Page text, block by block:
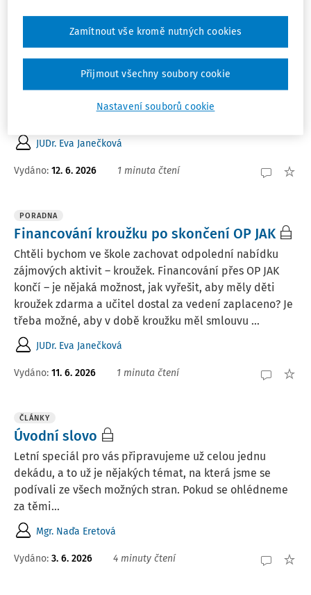
školní akcí, právo žáka
Žák nemohl absolvovat závěrečný písemný test z
důvodu nevolnosti po absolvovaném chirurgickém
zákroku. Náhradní termín byl stanoven na den, kdy
projekt organizovaný školou (již v prvním pololetí
JUDr. Eva Janečková
Vydáno: 12. 6. 2026 1 minuta čtení
PORADNA
Financování kroužku po skončení OP JAK
Chtěli bychom ve škole zachovat odpolední nabídku
zájmových aktivit – kroužek. Financování přes OP JAK
končí – je nějaká možnost, jak vyřešit, aby měly děti
kroužek zdarma a učitel dostal za vedení zaplaceno? Je
třeba možné, aby v době kroužku měl smlouvu ...
JUDr. Eva Janečková
Vydáno: 11. 6. 2026 1 minuta čtení
ČLÁNKY
Úvodní slovo
Letní speciál pro vás připravujeme už celou jednu
dekádu, a to už je nějakých témat, na která jsme se
podívali ze všech možných stran. Pokud se ohlédneme
za těmi...
Mgr. Naďa Eretová
Vydáno: 3. 6. 2026 4 minuty čtení
Nastavení souborů cookie
Zamítnout vše kromě nutných cookies
Přijmout všechny soubory cookie